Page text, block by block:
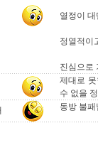
열정이
정열적이
진심으로
제대로
수 없을
동방 불